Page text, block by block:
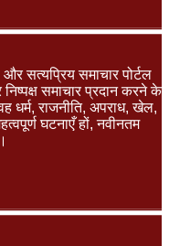
सत्यप्रिय समाचार पोर्टल
समाचार प्रदान करने के
धर्म, राजनीति, अपराध, खेल,
घटनाएँ हों, नवीनतम